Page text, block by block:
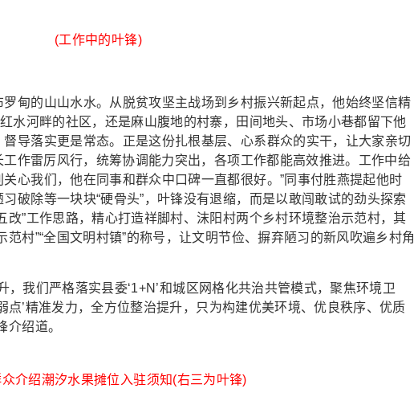
(工作中的叶锋)
的山山水水。从脱贫攻坚主战场到乡村振兴新起点，他始终坚信精
水河畔的社区，还是麻山腹地的村寨，田间地头、市场小巷都留下他
导落实更是常态。正是这份扎根基层、心系群众的实干，让大家亲切
工作雷厉风行，统筹协调能力突出，各项工作都能高效推进。工作中给
心我们，他在同事和群众中口碑一直都很好。”同事付胜燕提起他时
破除等一块块“硬骨头”，叶锋没有退缩，而是以敢闯敢试的劲头探索
改”工作思路，精心打造祥脚村、沫阳村两个乡村环境整治示范村，其
村”“全国文明村镇”的称号，让文明节俭、摒弃陋习的新风吹遍乡村角
我们严格落实县委‘1+N’和城区网格化共治共管模式，聚焦环境卫
点’精准发力，全方位整治提升，只为构建优美环境、优良秩序、优质
介绍道。
介绍潮汐水果摊位入驻须知(右三为叶锋)